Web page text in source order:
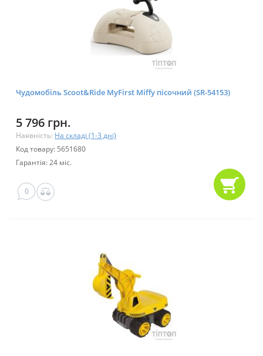
Чудомобіль Scoot&Ride MyFirst Miffy пісочний (SR-54153)
5 796 грн.
Наявність: На складі (1-3 дні)
Код товару: 5651680
Гарантія: 24 міс.
0